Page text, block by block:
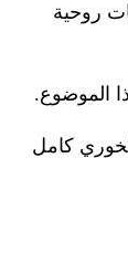
روحية
الموضوع.
الخوري كامل